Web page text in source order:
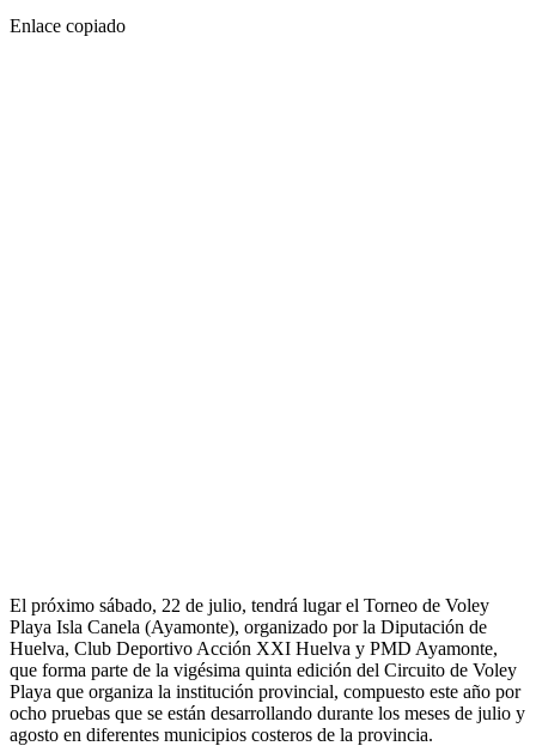
Enlace copiado
El próximo sábado, 22 de julio, tendrá lugar el Torneo de Voley
Playa Isla Canela (Ayamonte), organizado por la Diputación de
Huelva, Club Deportivo Acción XXI Huelva y PMD Ayamonte,
que forma parte de la vigésima quinta edición del Circuito de Voley
Playa que organiza la institución provincial, compuesto este año por
ocho pruebas que se están desarrollando durante los meses de julio y
agosto en diferentes municipios costeros de la provincia.